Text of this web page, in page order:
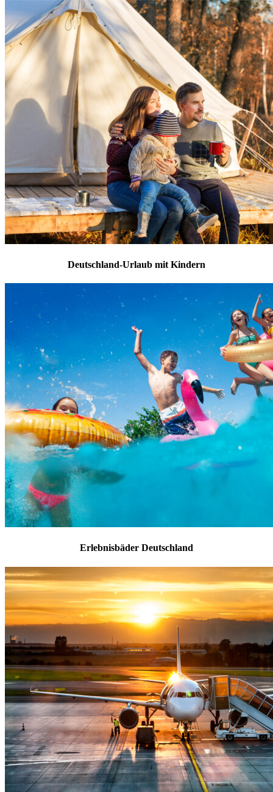
Deutschland-Urlaub mit Kindern
Erlebnisbäder Deutschland